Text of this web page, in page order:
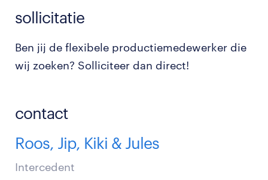
sollicitatie
Ben jij de flexibele productiemedewerker die
wij zoeken? Solliciteer dan direct!
contact
Roos, Jip, Kiki & Jules
Intercedent